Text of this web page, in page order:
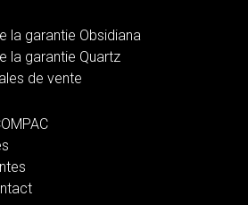
la garantie Obsidiana
la garantie Quartz
de vente